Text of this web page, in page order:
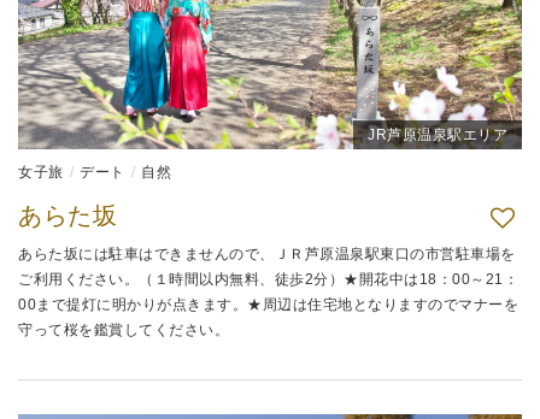
JR芦原温泉駅エリア
女子旅 デート 自然
あらた坂
あらた坂には駐車はできませんので、ＪＲ芦原温泉駅東口の市営駐車場を
ご利用ください。（１時間以内無料、徒歩2分）★開花中は18：00～21：
00まで提灯に明かりが点きます。★周辺は住宅地となりますのでマナーを
守って桜を鑑賞してください。